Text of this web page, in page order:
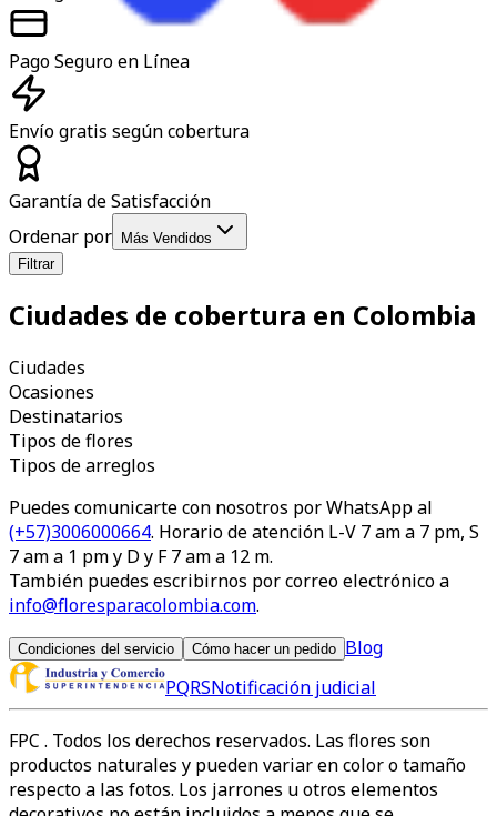
Pago Seguro en Línea
Envío gratis según cobertura
Garantía de Satisfacción
Ordenar por Más Vendidos
Filtrar
Ciudades de cobertura en Colombia
Ciudades
Ocasiones
Destinatarios
Tipos de flores
Tipos de arreglos
Puedes comunicarte con nosotros por WhatsApp al
(+57)3006000664. Horario de atención L-V 7 am a 7 pm, S
7 am a 1 pm y D y F 7 am a 12 m.
También puedes escribirnos por correo electrónico a
info@floresparacolombia.com.
Condiciones del servicio Cómo hacer un pedido Blog
PQRSNotificación judicial
FPC . Todos los derechos reservados. Las flores son
productos naturales y pueden variar en color o tamaño
respecto a las fotos. Los jarrones u otros elementos